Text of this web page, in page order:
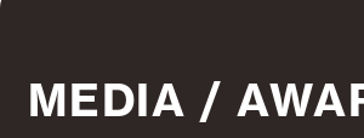
MEDIA /